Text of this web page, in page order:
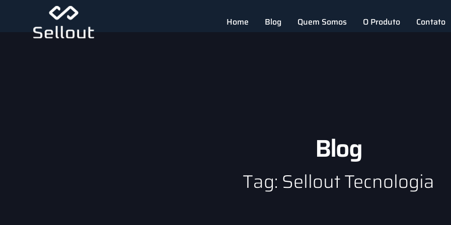
Home Blog Quem Somos O Produto Contato
Blog
Tag: Sellout Tecnologia